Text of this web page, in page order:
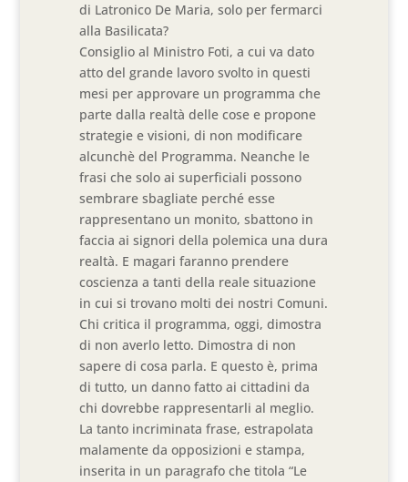
di Latronico De Maria, solo per fermarci
alla Basilicata?
Consiglio al Ministro Foti, a cui va dato
atto del grande lavoro svolto in questi
mesi per approvare un programma che
parte dalla realtà delle cose e propone
strategie e visioni, di non modificare
alcunchè del Programma. Neanche le
frasi che solo ai superficiali possono
sembrare sbagliate perché esse
rappresentano un monito, sbattono in
faccia ai signori della polemica una dura
realtà. E magari faranno prendere
coscienza a tanti della reale situazione
in cui si trovano molti dei nostri Comuni.
Chi critica il programma, oggi, dimostra
di non averlo letto. Dimostra di non
sapere di cosa parla. E questo è, prima
di tutto, un danno fatto ai cittadini da
chi dovrebbe rappresentarli al meglio.
La tanto incriminata frase, estrapolata
malamente da opposizioni e stampa,
inserita in un paragrafo che titola “Le